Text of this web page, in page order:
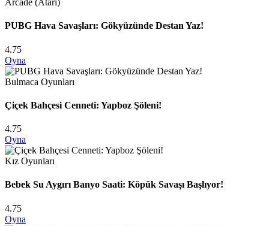
Arcade (Atari)
PUBG Hava Savaşları: Gökyüzünde Destan Yaz!
4.75
Oyna
Bulmaca Oyunları
Çiçek Bahçesi Cenneti: Yapboz Şöleni!
4.75
Oyna
Kız Oyunları
Bebek Su Aygırı Banyo Saati: Köpük Savaşı Başlıyor!
4.75
Oyna